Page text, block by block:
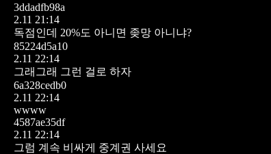
3ddadfb98a
2.11 21:14
독점인데 20%도 아니면 좆망 아니냐?
85224d5a10
2.11 22:14
그래그래 그런 걸로 하자
6a328cedb0
2.11 22:14
wwww
4587ae35df
2.11 22:14
그럼 계속 비싸게 중계권 사세요